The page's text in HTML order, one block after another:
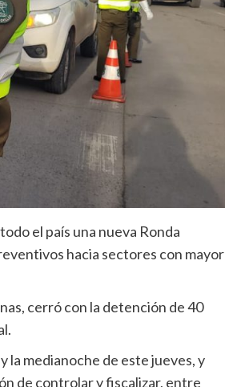
el país una nueva Ronda
hacia sectores con mayor
cerró con la detención de 40
la medianoche de este jueves, y
de controlar y fiscalizar, entre